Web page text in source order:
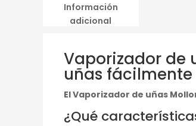
Información
adicional
Vaporizador de
uñas fácilmente
El Vaporizador de uñas
¿Qué